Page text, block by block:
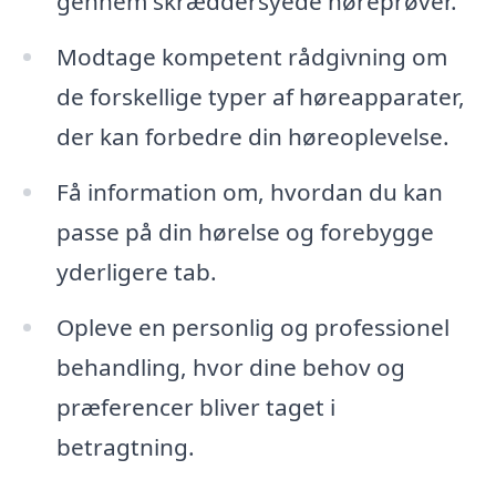
Modtage kompetent rådgivning om
de forskellige typer af høreapparater,
der kan forbedre din høreoplevelse.
Få information om, hvordan du kan
passe på din hørelse og forebygge
yderligere tab.
Opleve en personlig og professionel
behandling, hvor dine behov og
præferencer bliver taget i
betragtning.